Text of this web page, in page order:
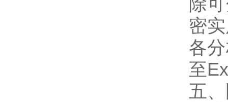
密
各
至
五